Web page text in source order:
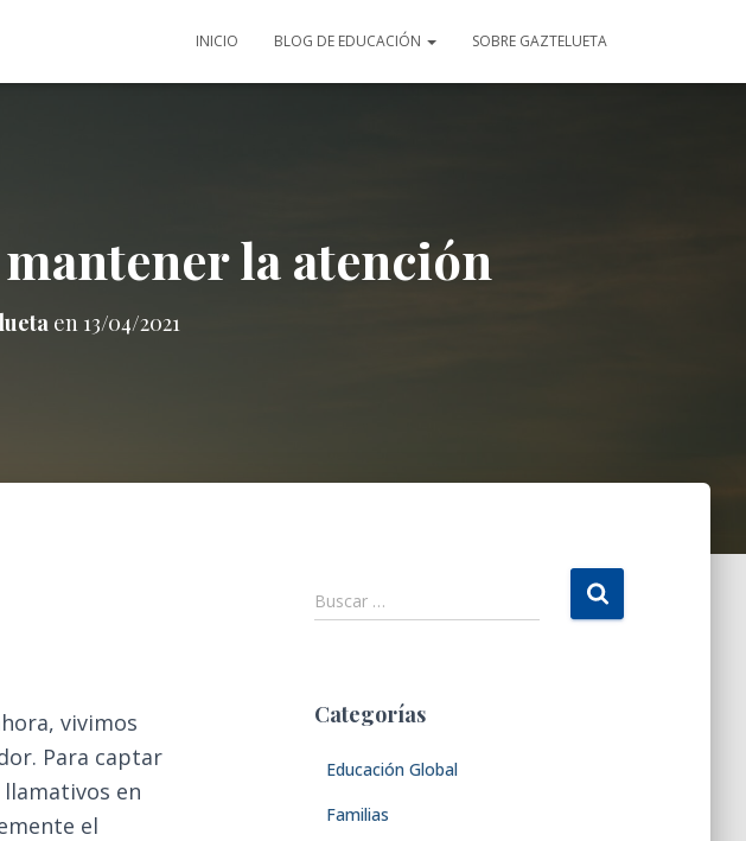
INICIO BLOG DE EDUCACIÓN SOBRE GAZTELUETA
la atención
en 13/04/2021
vivimos
Para captar
en
el
B
u
r
Buscar …
Categorías
Educación Global
Familias